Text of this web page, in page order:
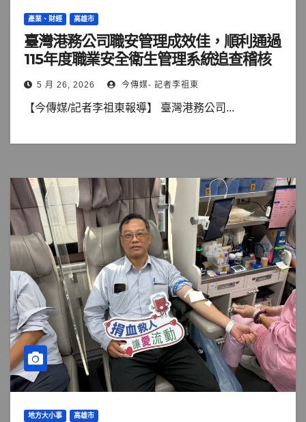
產業、財經 高雄市
臺灣港務公司職安管理成效佳，順利通過
115年度職業安全衛生管理系統追查稽核
5 月 26, 2026 今傳媒- 記者李祖東
【今傳媒/記者李祖東報導】 臺灣港務公司...
地方大小事 高雄市